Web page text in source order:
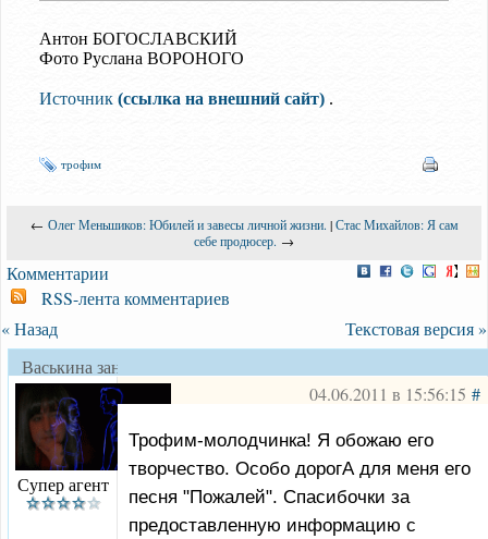
Антон БОГОСЛАВСКИЙ
Фото Руслана ВОРОНОГО
Источник (ссылка на внешний сайт) .
трофим
← Олег Меньшиков: Юбилей и завесы личной жизни. |Стас Михайлов: Я сам
себе продюсер. →
Комментарии
RSS-лента комментариев
« Назад
Текстовая версия »
Васькина заноза
04.06.2011 в 15:56:15 #
Супер агент
Трофим-молодчинка! Я обожаю его
творчество. Особо дорогА для меня его
песня "Пожалей". Спасибочки за
предоставленную информацию с